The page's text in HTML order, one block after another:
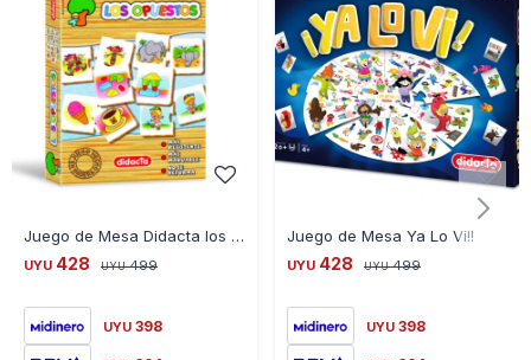
Juego de Mesa Didacta los Opuestos Didacta
UYU 428 UYU 499
UYU 398
Juego de Mesa Ya Lo Vi!!
UYU 428 UYU 499
UYU 398